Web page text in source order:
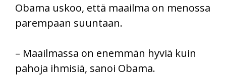
Obama uskoo, että maailma on menossa
parempaan suuntaan.
– Maailmassa on enemmän hyviä kuin
pahoja ihmisiä, sanoi Obama.